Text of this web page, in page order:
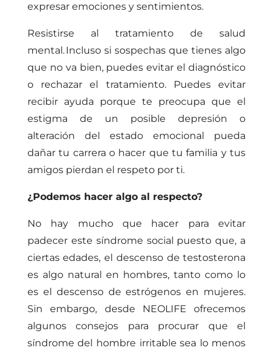
expresar emociones y sentimientos.
Resistirse al tratamiento de salud
mental.Incluso si sospechas que tienes algo
que no va bien, puedes evitar el diagnóstico
o rechazar el tratamiento. Puedes evitar
recibir ayuda porque te preocupa que el
estigma de un posible depresión o
alteración del estado emocional pueda
dañar tu carrera o hacer que tu familia y tus
amigos pierdan el respeto por ti.
¿Podemos hacer algo al respecto?
No hay mucho que hacer para evitar
padecer este síndrome social puesto que, a
ciertas edades, el descenso de testosterona
es algo natural en hombres, tanto como lo
es el descenso de estrógenos en mujeres.
Sin embargo, desde NEOLIFE ofrecemos
algunos consejos para procurar que el
síndrome del hombre irritable sea lo menos